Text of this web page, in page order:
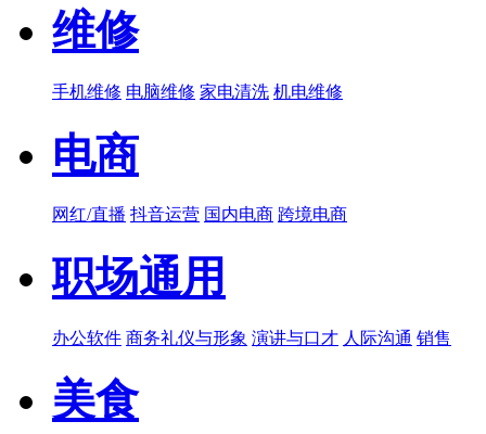
维修
手机维修 电脑维修 家电清洗 机电维修
电商
网红/直播 抖音运营 国内电商 跨境电商
职场通用
办公软件 商务礼仪与形象 演讲与口才 人际沟通 销售
美食